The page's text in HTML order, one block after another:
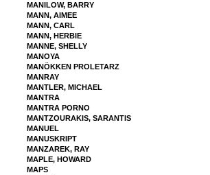
MANILOW, BARRY
MANN, AIMEE
MANN, CARL
MANN, HERBIE
MANNE, SHELLY
MANOYA
MANÖKKEN PROLETARZ
MANRAY
MANTLER, MICHAEL
MANTRA
MANTRA PORNO
MANTZOURAKIS, SARANTIS
MANUEL
MANUSKRIPT
MANZAREK, RAY
MAPLE, HOWARD
MAPS